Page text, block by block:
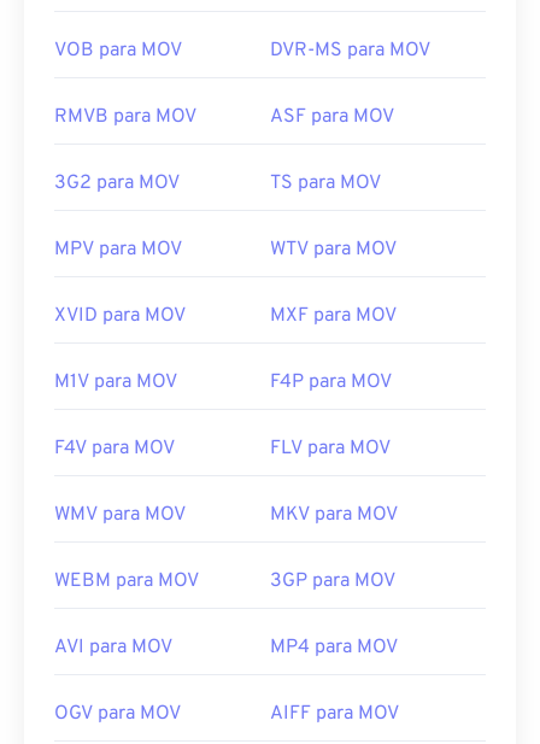
Online. Esses tipos de arquivo não têm relação
tecnologias e elas não abrem no QuickTime.
Desenvolvido por:
Apple Inc.
Links úteis:
https://developer.apple.com/library/archive/
VOB para MOV DVR-MS para MOV
RMVB para MOV ASF para MOV
3G2 para MOV TS para MOV
MPV para MOV WTV para MOV
XVID para MOV MXF para MOV
M1V para MOV F4P para MOV
F4V para MOV FLV para MOV
WMV para MOV MKV para MOV
WEBM para MOV 3GP para MOV
AVI para MOV MP4 para MOV
OGV para MOV AIFF para MOV